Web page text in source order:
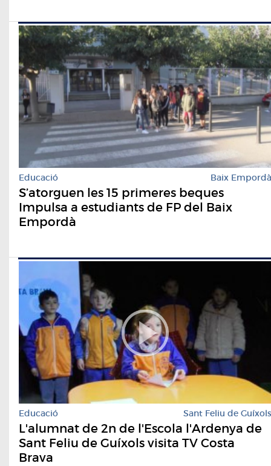
Educació Baix Empordà
S’atorguen les 15 primeres beques
Impulsa a estudiants de FP del Baix
Empordà
Educació Sant Feliu de Guíxols
L'alumnat de 2n de l'Escola l'Ardenya de
Sant Feliu de Guíxols visita TV Costa
Brava